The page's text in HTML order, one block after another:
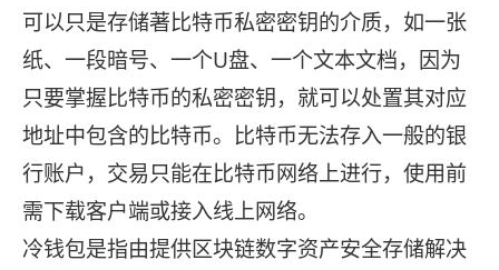
可以只是存储著比特币私密密钥的介质，如一张
纸、一段暗号、一个U盘、一个文本文档，因为
只要掌握比特币的私密密钥，就可以处置其对应
地址中包含的比特币。比特币无法存入一般的银
行账户，交易只能在比特币网络上进行，使用前
需下载客户端或接入线上网络。
冷钱包是指由提供区块链数字资产安全存储解决